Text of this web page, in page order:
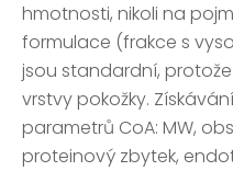
hmotnosti, nikoli na
formulace (frakce s
jsou standardní,
vrstvy pokožky.
parametrů CoA: MW,
proteinový zbytek,